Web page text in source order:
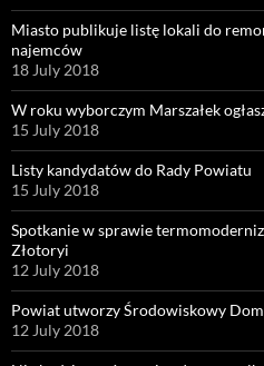
Miasto publikuje listę lokali do
najemców
18 July 2018
W roku wyborczym Marszałek
15 July 2018
Listy kandydatów do Rady Powiatu
15 July 2018
Spotkanie w sprawie
Złotoryi
12 July 2018
Powiat utworzy Środowiskowy
12 July 2018